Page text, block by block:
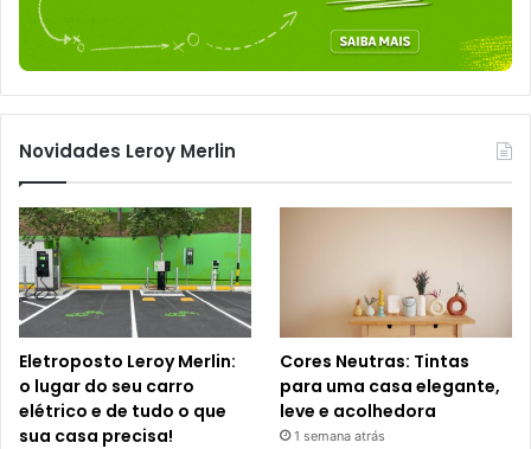
Novidades Leroy Merlin
Eletroposto Leroy Merlin:
o lugar do seu carro
elétrico e de tudo o que
sua casa precisa!
Cores Neutras: Tintas
para uma casa elegante,
leve e acolhedora
1 semana atrás